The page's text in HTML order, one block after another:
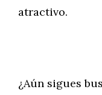
atractivo.
¿Aún sigues